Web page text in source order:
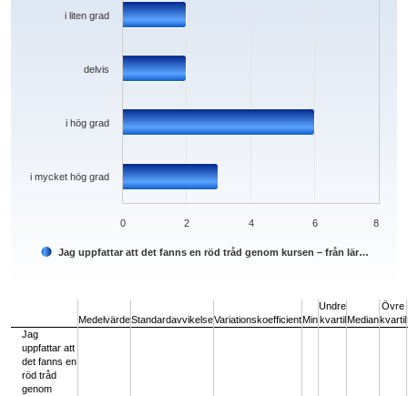
Jag uppfattar att det fanns en röd tråd genom kursen – från lär…
i mycket hög grad
i hög grad
delvis
i liten grad
0 2 4 6 8
MedelvärdeStandardavvikelseVariationskoefficientMin
Undre
kvartilMedian
Övre
kvartil
Jag
uppfattar att
det fanns en
röd tråd
genom